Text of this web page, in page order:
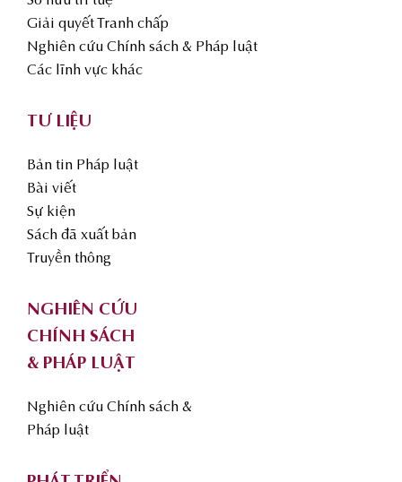
Giải quyết Tranh chấp
Nghiên cứu Chính sách & Pháp luật
Các lĩnh vực khác
TƯ LIỆU
Bản tin Pháp luật
Bài viết
Sự kiện
Sách đã xuất bản
Truyền thông
NGHIÊN CỨU
CHÍNH SÁCH
& PHÁP LUẬT
Nghiên cứu Chính sách &
Pháp luật